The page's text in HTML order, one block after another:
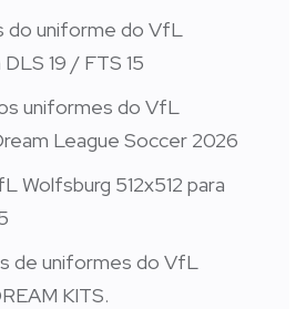
do uniforme do VfL
19 / FTS 15
uniformes do VfL
League Soccer 2026
Wolfsburg 512x512 para
de uniformes do VfL
KITS.